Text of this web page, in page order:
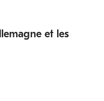
et les